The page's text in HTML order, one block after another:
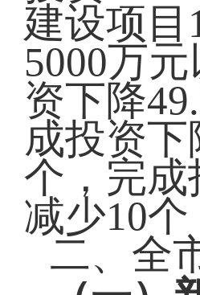
建设项目
5000万
资下降
成投资下
个，完成
减少10个
二、全